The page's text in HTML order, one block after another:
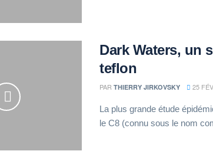
Dark Waters, un
teflon
PAR THIERRY JIRKOVSKY 25
La plus grande étude
le C8 (connu sous le nom